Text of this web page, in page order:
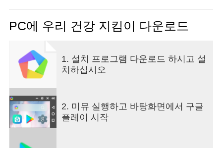
록을 공유할 수 있는 서비스입니다. 아무리 친하고
편하다고 생각해도, 상사 눈치를 볼 수 밖에 없는 직
가 힘듭니다. 이런 조직의 어쩔수없는 성격을 이 앱
으로 해결하시길 바랍니다. 아프면 아프다고 말할
수 있는 조직을 위한 의무사령부의 노력입니다.
PC에 우리 건강 지킴이 다운로드
1. 설치 프로그램 다운로드 하시고 설
치하십시오
2. 미뮤 실행하고 바탕화면에서 구글
플레이 시작